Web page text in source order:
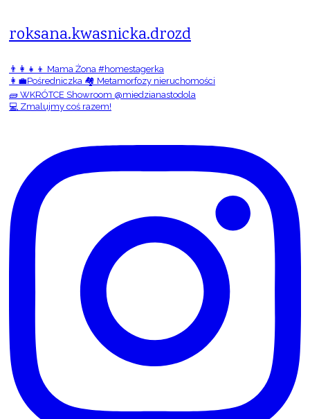
roksana.kwasnicka.drozd
👨‍👩‍👧‍👦 Mama Żona #homestagerka
👩‍💼Pośredniczka 🏘️ Metamorfozy nieruchomości
🧱 WKRÓTCE Showroom @miedzianastodola
💻 Zmalujmy coś razem!